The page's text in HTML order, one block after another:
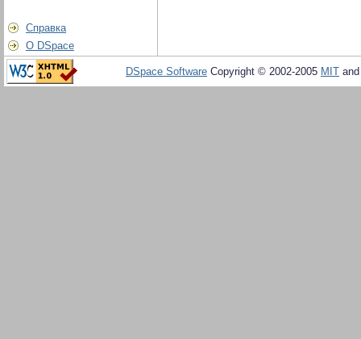
Справка
О DSpace
DSpace Software Copyright © 2002-2005 MIT